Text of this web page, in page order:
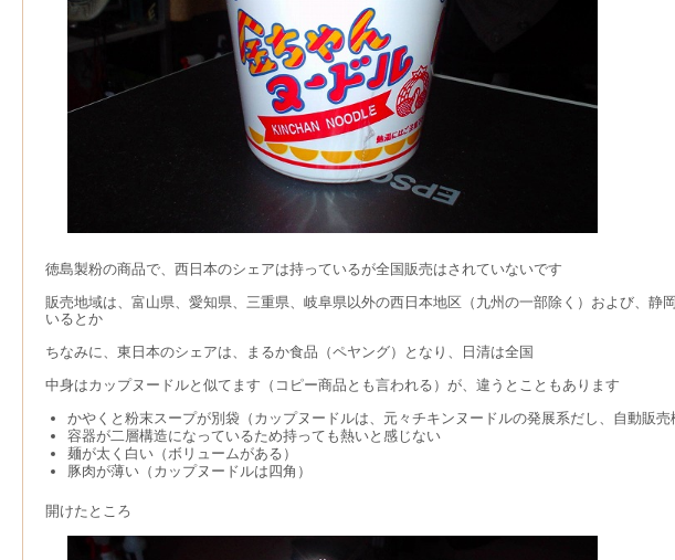
徳島製粉の商品で、西日本のシェアは持っているが全国販売はされていないです
販売地域は、富山県、愛知県、三重県、岐阜県以外の西日本地区（九州の一部除く）および、
いるとか
ちなみに、東日本のシェアは、まるか食品（ペヤング）となり、日清は全国
中身はカップヌードルと似てます（コピー商品とも言われる）が、違うとこともあります
かやくと粉末スープが別袋（カップヌードルは、元々チキンヌードルの発展系だし、自動販売
容器が二層構造になっているため持っても熱いと感じない
麺が太く白い（ボリュームがある）
豚肉が薄い（カップヌードルは四角）
開けたところ